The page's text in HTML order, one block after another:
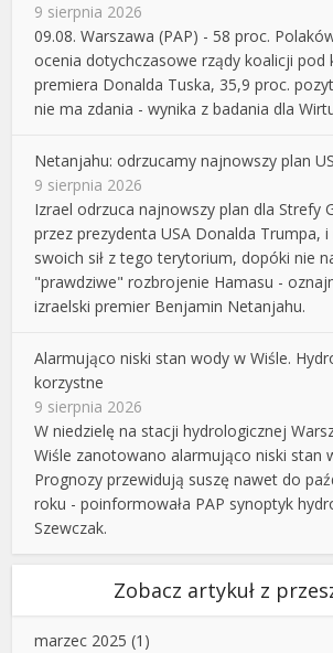
9 sierpnia 2026
09.08. Warszawa (PAP) - 58 proc.
ocenia dotychczasowe rządy koalicji pod
premiera Donalda Tuska, 35,9 proc.
nie ma zdania - wynika z badania dla
Netanjahu: odrzucamy najnowszy plan
9 sierpnia 2026
Izrael odrzuca najnowszy plan dla Strefy
przez prezydenta USA Donalda Trumpa,
swoich sił z tego terytorium, dopóki nie
"prawdziwe" rozbrojenie Hamasu -
izraelski premier Benjamin Netanjahu.
Alarmująco niski stan wody w Wiśle.
korzystne
9 sierpnia 2026
W niedzielę na stacji hydrologicznej
Wiśle zanotowano alarmująco niski stan
Prognozy przewidują suszę nawet do
roku - poinformowała PAP synoptyk
Szewczak.
Zobacz artykuł z
marzec 2025 (1)